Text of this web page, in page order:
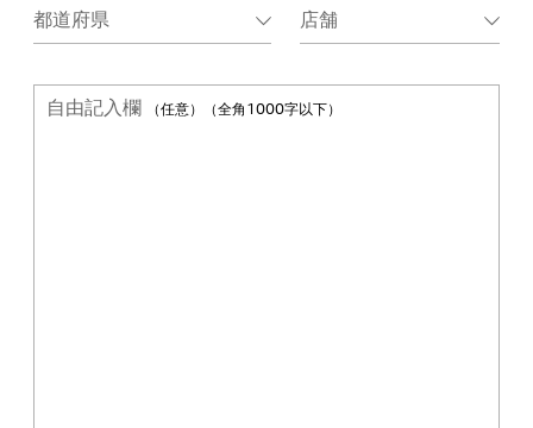
自由記入欄 （任意）（全角1000字以下）